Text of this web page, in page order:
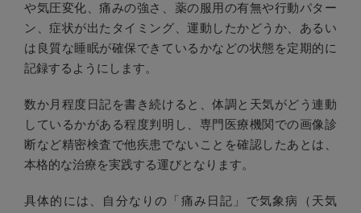
や気圧変化、痛みの強さ、薬の服用の有無や行動パター
ン、症状が出たタイミング、運動したかどうか、あるい
は良質な睡眠が確保できているかなどの状態を定期的に
記録するようにします。
数か月程度日記を書き続けると、体調と天気がどう連動
しているかがある程度判明し、専門医療機関での画像診
断など精密検査で他疾患でないことを確認したあとは、
本格的な治療を実践する運びとなります。
具体的には、自分なりの「痛み日記」で気象病（天気